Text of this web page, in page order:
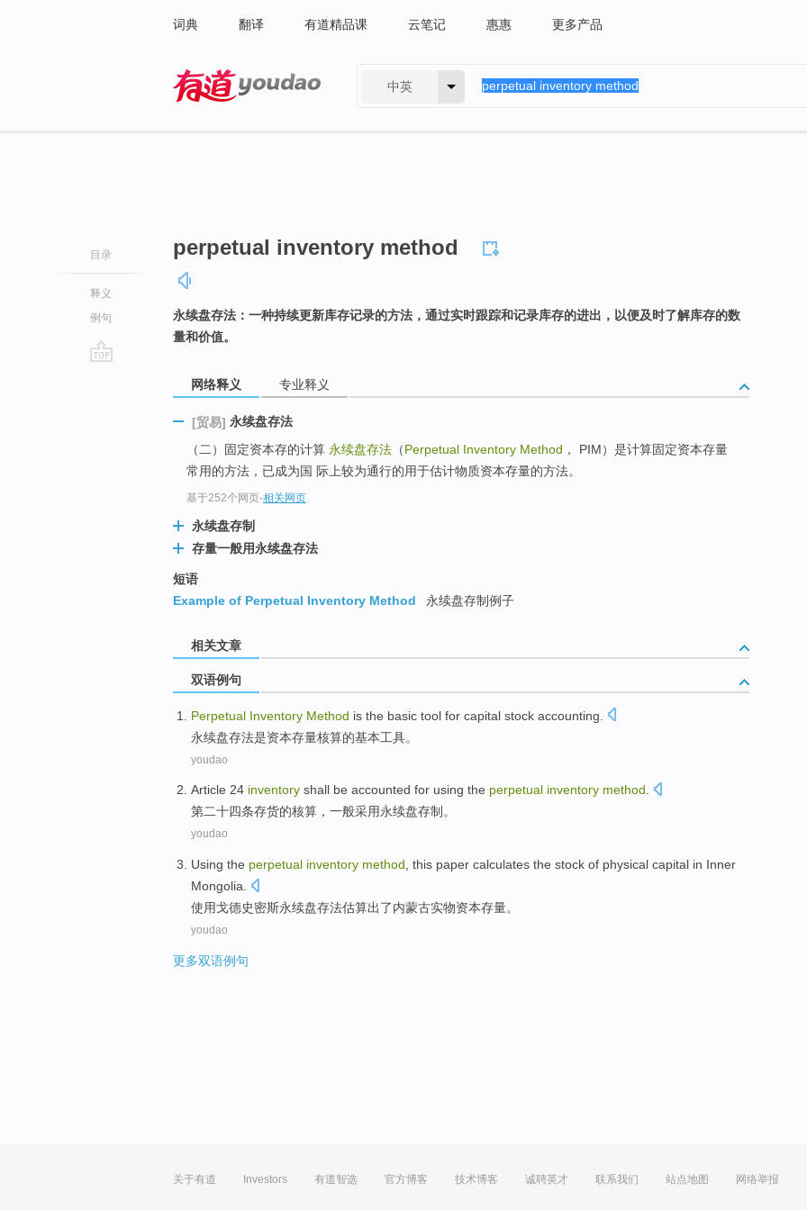
词典 翻译 有道精品课 云笔记 惠惠 更多产品
中英
目录
释义
例句
perpetual inventory method
永续盘存法：一种持续更新库存记录的方法，通过实时跟踪和记录库存的进出，以便及时了解库存的数
量和价值。
网络释义 专业释义
[贸易] 永续盘存法
（二）固定资本存的计算 永续盘存法 （Perpetual Inventory Method ， PIM）是计算固定资本存量
常用的方法，已成为国 际上较为通行的用于估计物质资本存量的方法。
基于252个网页-相关网页
永续盘存制
存量一般用永续盘存法
短语
Example of Perpetual Inventory Method
永续盘存制例子
相关文章
双语例句
Perpetual Inventory Method is the basic tool for capital stock accounting
永续盘存法是资本存量核算的基本工具。
youdao
Article 24 inventory shall be accounted for using the perpetual inventory method.
第二十四条存货的核算 ，一般采用永续盘存制。
youdao
Using the perpetual inventory method, this paper calculates the stock of physical capital in Inner
Mongolia.
使用戈德史密斯永续盘存法估算出了内蒙古实物资本存量。
youdao
更多双语例句
关于有道 Investors 有道智选 官方博客 技术博客 诚聘英才 联系我们 站点地图 网络举报